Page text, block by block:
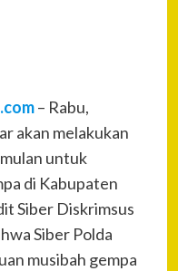
– Rabu,
akan melakukan
untuk
di Kabupaten
Siber Diskrimsus
Siber Polda
musibah gempa